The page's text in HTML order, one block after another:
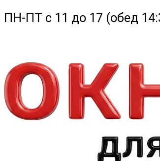
ПН-ПТ с 11 до 17 (обед